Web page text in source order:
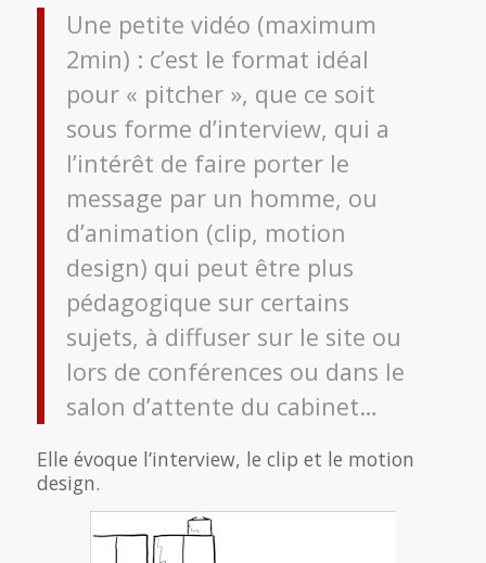
Une petite vidéo (maximum
2min) : c’est le format idéal
pour « pitcher », que ce soit
sous forme d’interview, qui a
l’intérêt de faire porter le
message par un homme, ou
d’animation (clip, motion
design) qui peut être plus
pédagogique sur certains
sujets, à diffuser sur le site ou
lors de conférences ou dans le
salon d’attente du cabinet…
Elle évoque l’interview, le clip et le motion
design.